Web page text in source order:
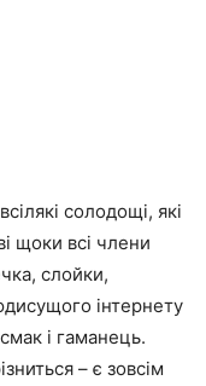
солодощі, які
щоки всі члени
слойки,
інтернету
і гаманець.
– є зовсім